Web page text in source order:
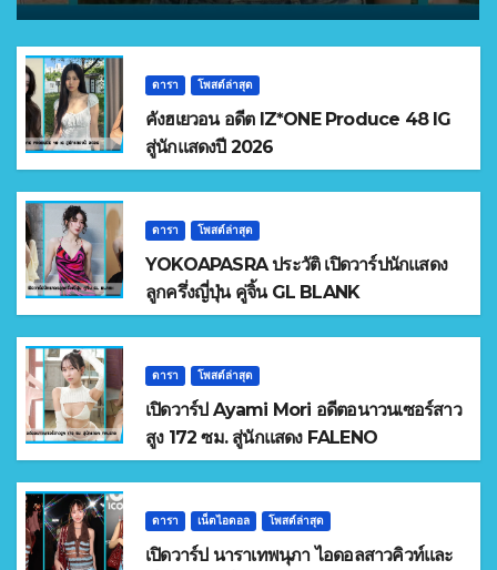
ดารา โพสต์ล่าสุด
คังฮเยวอน อดีต IZ*ONE Produce 48 IG
สู่นักแสดงปี 2026
ดารา โพสต์ล่าสุด
YOKOAPASRA ประวัติ เปิดวาร์ปนักแสดง
ลูกครึ่งญี่ปุ่น คู่จิ้น GL BLANK
ดารา โพสต์ล่าสุด
เปิดวาร์ป Ayami Mori อดีตอนาวนเซอร์สาว
สูง 172 ซม. สู่นักแสดง FALENO
ดารา เน็ตไอดอล โพสต์ล่าสุด
เปิดวาร์ป นาราเทพนุภา ไอดอลสาวคิวท์และ